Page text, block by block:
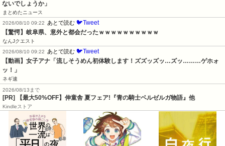
ないでしょうか」
まとめたニュース
2026/08/10 09:22
あとで読む 🐦Tweet
【驚愕】岐阜県、意外と都会だったｗｗｗｗｗｗｗｗｗｗ
なんJクエスト
2026/08/10 09:22
あとで読む 🐦Tweet
【動画】女子アナ「流しそうめん初体験します！ズズッズッ…ズッ………ゲホォ
ッ！」
ネギ速
2026/08/13まで
[PR] 【最大50%OFF】伸童舎 夏フェア!『青の騎士ベルゼルガ物語』他
Kindleストア